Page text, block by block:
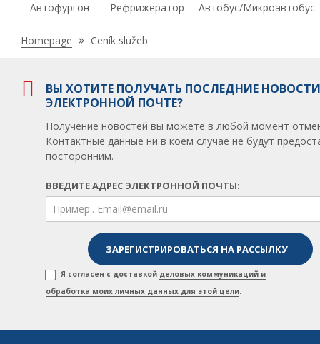
Автофургон Рефрижератор Автобус/Микроавтобус
Nacházíte
Homepage Ceník služeb
ВЫ ХОТИТЕ ПОЛУЧАТЬ ПОСЛЕДНИЕ
ЭЛЕКТРОННОЙ ПОЧТЕ?
Получение новостей вы можете в любой момент
Контактные данные ни в коем случае не будут
посторонним.
ВВЕДИТЕ АДРЕС ЭЛЕКТРОННОЙ ПОЧТЫ:
Я согласен с доставкой деловых коммуникаций и
обработка моих личных данных для этой цели.